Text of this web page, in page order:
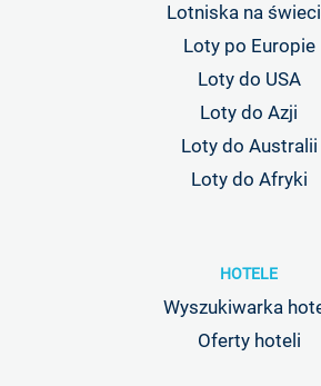
Lotniska na
Loty po Europie
Loty do USA
Loty do Azji
Loty do Australii
Loty do Afryki
HOTELE
Wyszukiwarka
Oferty hoteli